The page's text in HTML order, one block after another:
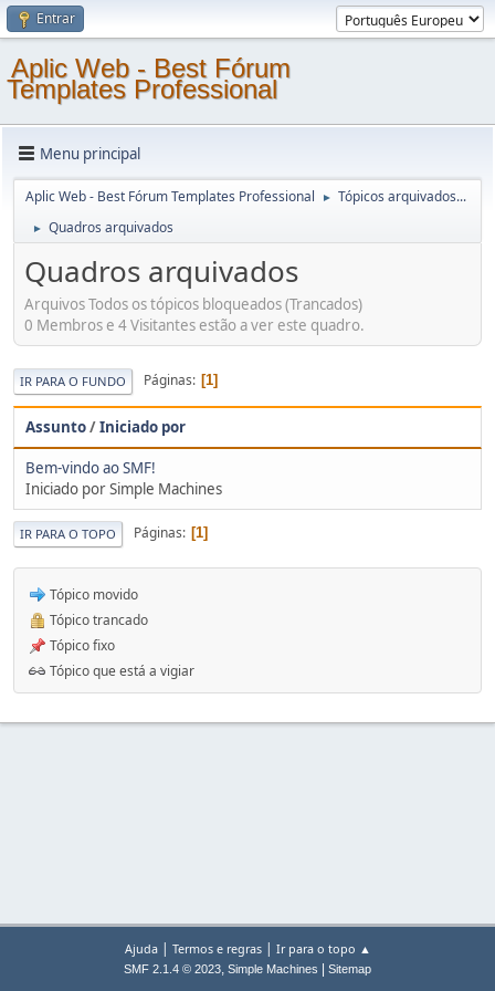
Entrar
Aplic Web - Best Fórum
Templates Professional
Menu principal
Aplic Web - Best Fórum Templates Professional ► Tópicos arquivados...
► Quadros arquivados
Quadros arquivados
Arquivos Todos os tópicos bloqueados (Trancados)
0 Membros e 4 Visitantes estão a ver este quadro.
IR PARA O FUNDO Páginas 1
Assunto/Iniciado por
Bem-vindo ao SMF!
Iniciado por Simple Machines
IR PARA O TOPO Páginas 1
Tópico movido
Tópico trancado
Tópico fixo
Tópico que está a vigiar
Ajuda| Termos e regras| Ir para o topo ▲
SMF 2.1.4 © 2023, Simple Machines Sitemap